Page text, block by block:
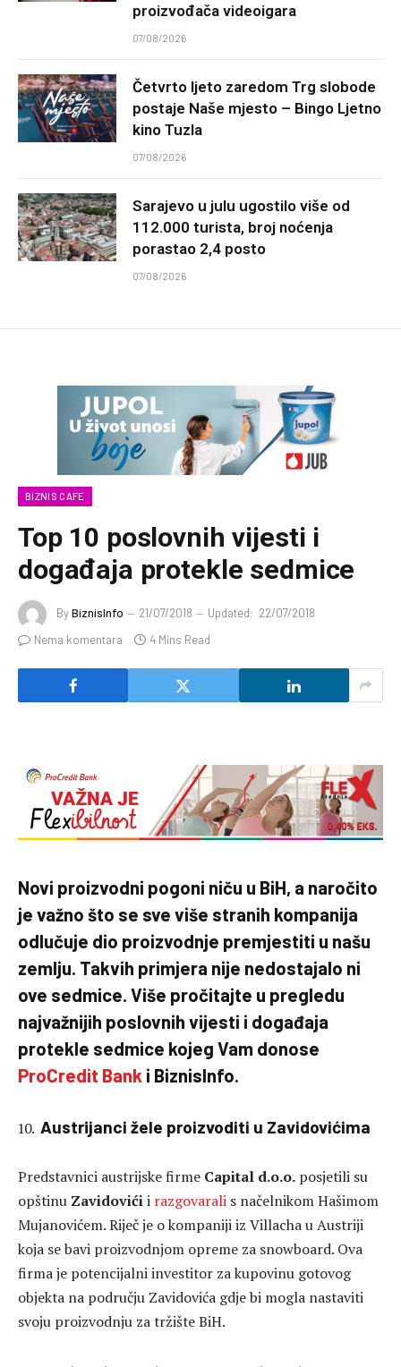
proizvođača videoigara
07/08/2026
Četvrto ljeto zaredom Trg slobode
postaje Naše mjesto – Bingo Ljetno
kino Tuzla
07/08/2026
Sarajevo u julu ugostilo više od
112.000 turista, broj noćenja
porastao 2,4 posto
07/08/2026
BIZNIS CAFE
Top 10 poslovnih vijesti i
događaja protekle sedmice
ByBiznisInfo 21/07/2018 Updated: 22/07/2018
Nema komentara
4 Mins Read
Novi proizvodni pogoni niču u BiH, a naročito
je važno što se sve više stranih kompanija
odlučuje dio proizvodnje premjestiti u našu
zemlju. Takvih primjera nije nedostajalo ni
ove sedmice. Više pročitajte u pregledu
najvažnijih poslovnih vijesti i događaja
protekle sedmice kojeg Vam donose
ProCredit Bank i BiznisInfo.
Austrijanci žele proizvoditi u Zavidovićima
Predstavnici austrijske firme Capital d.o.o. posjetili su
opštinu Zavidovićii razgovarali s načelnikom Hašimom
Mujanovićem. Riječ je o kompaniji iz Villacha u Austriji
koja se bavi proizvodnjom opreme za snowboard. Ova
firma je potencijalni investitor za kupovinu gotovog
objekta na području Zavidovića gdje bi mogla nastaviti
svoju proizvodnju za tržište BiH.